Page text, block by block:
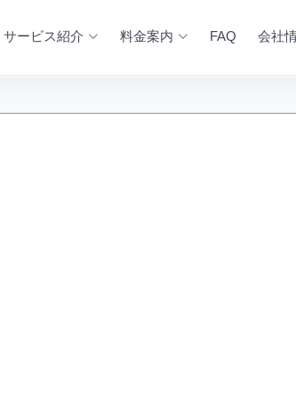
サービス紹介 料金案内 FAQ 会社